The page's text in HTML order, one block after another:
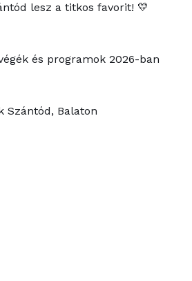
lesz a titkos favorit! 💛
és programok 2026-ban
Szántód, Balaton